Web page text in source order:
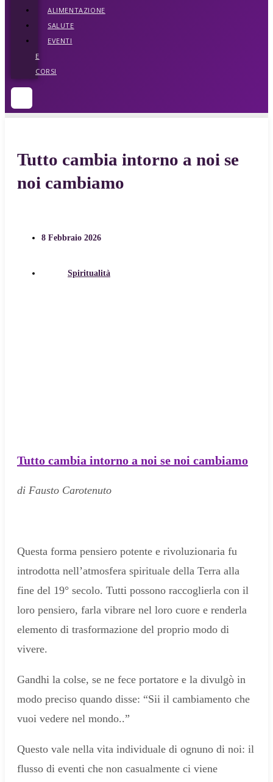
ALIMENTAZIONE
SALUTE
EVENTI
E
CORSI
Tutto cambia intorno a noi se
noi cambiamo
8 Febbraio 2026
Spiritualità
Tutto cambia intorno a noi se noi cambiamo
di Fausto Carotenuto
Questa forma pensiero potente e rivoluzionaria fu
introdotta nell’atmosfera spirituale della Terra alla
fine del 19° secolo. Tutti possono raccoglierla con il
loro pensiero, farla vibrare nel loro cuore e renderla
elemento di trasformazione del proprio modo di
vivere.
Gandhi la colse, se ne fece portatore e la divulgò in
modo preciso quando disse: “Sii il cambiamento che
vuoi vedere nel mondo..”
Questo vale nella vita individuale di ognuno di noi: il
flusso di eventi che non casualmente ci viene